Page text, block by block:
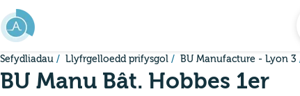
Mynd i'r prif gynnwys
Sefydliadau Llyfrgelloedd prifysgol BU Manufacture - Lyon 3
BU Manu Bât. Hobbes 1er